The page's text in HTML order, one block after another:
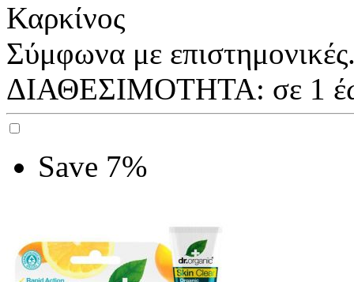
Καρκίνος
Σύμφωνα με
ΔΙΑΘΕΣΙΜΟΤΗΤΑ: σε 1
Save 7%